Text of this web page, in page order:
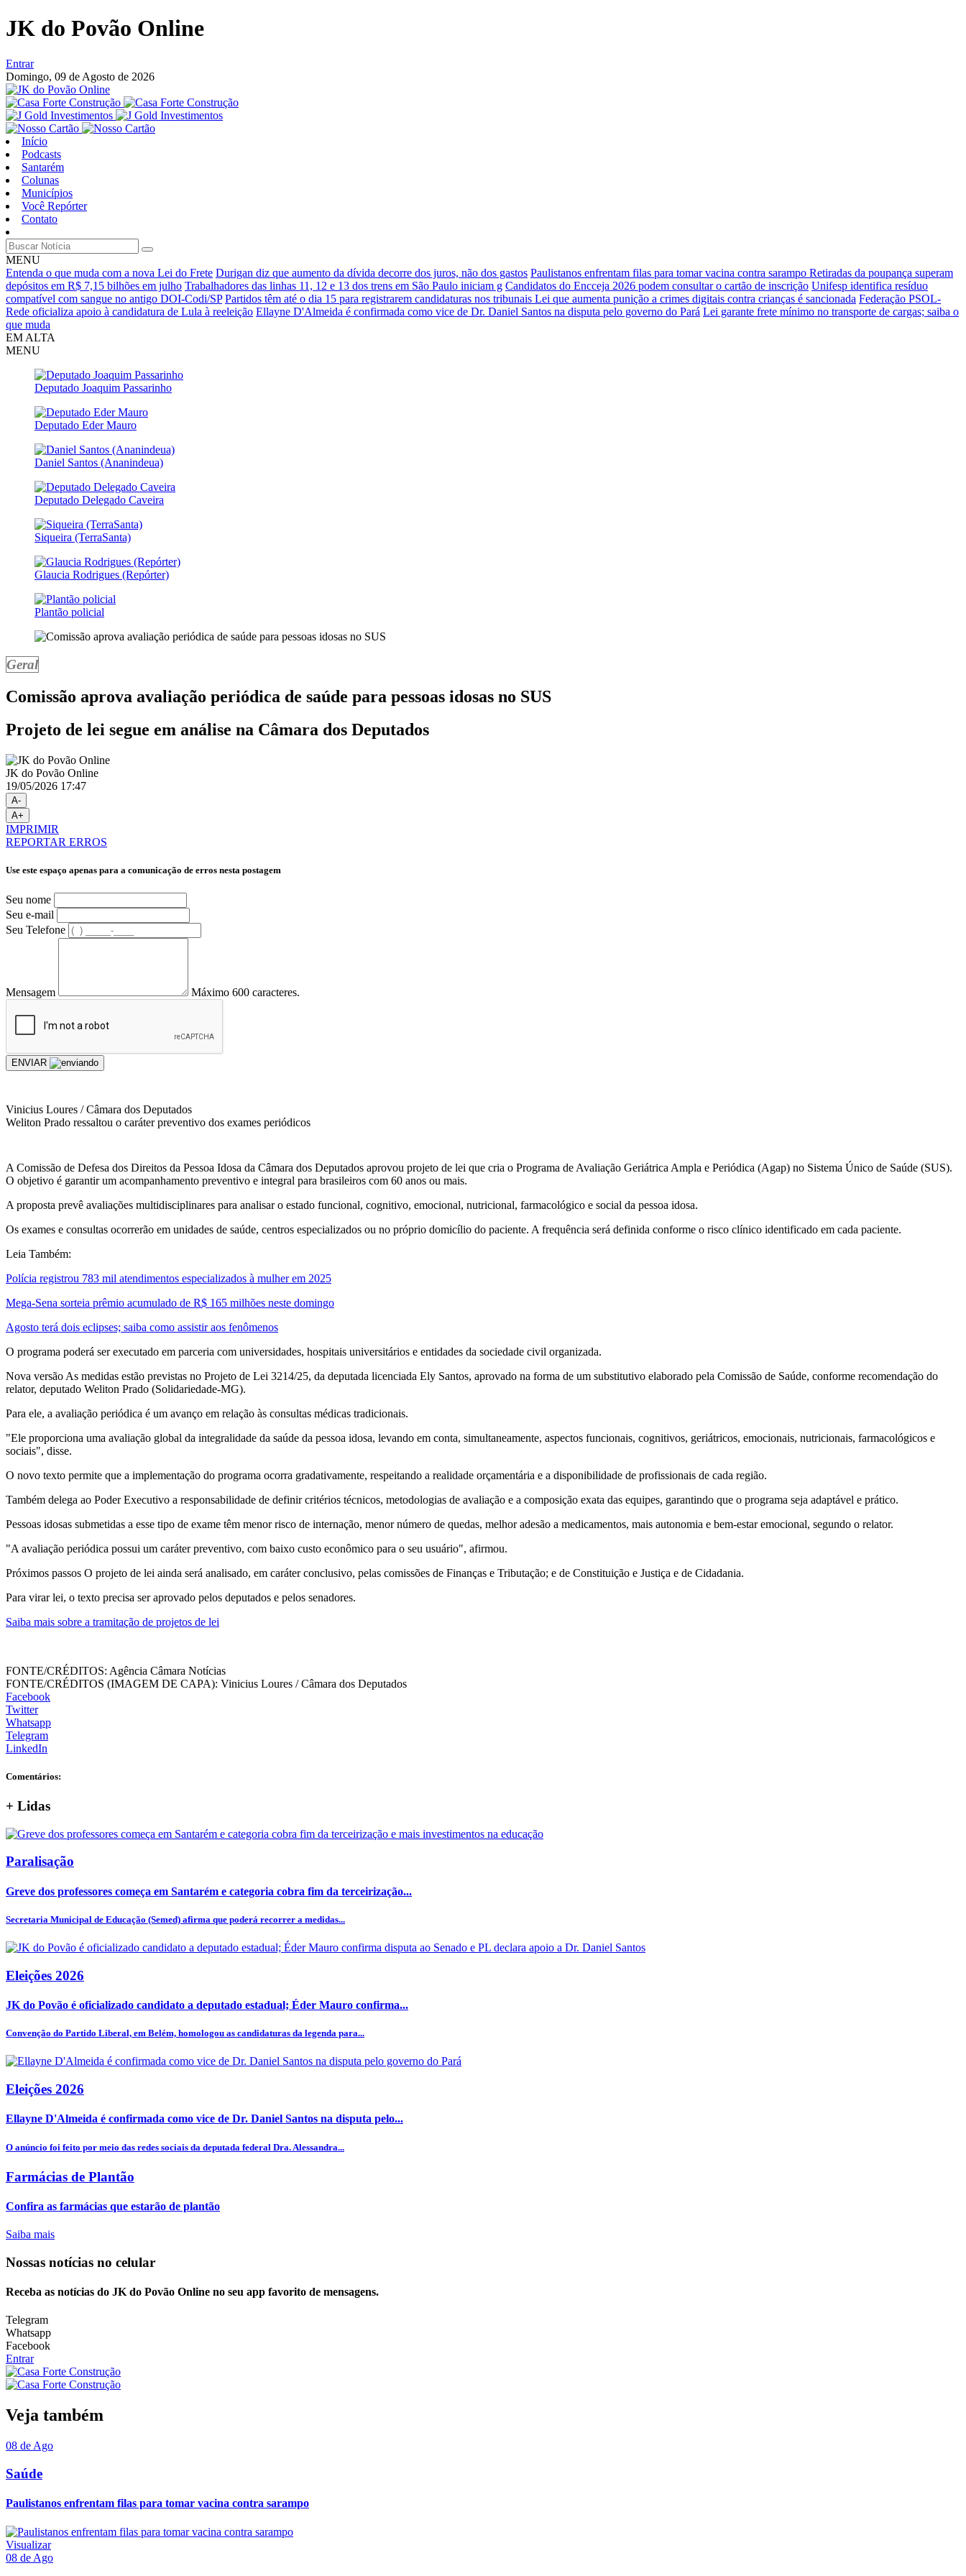
JK do Povão Online
Entrar
Domingo, 09 de Agosto de 2026
Início
Podcasts
Santarém
Colunas
Municípios
Você Repórter
Contato
MENU
Entenda o que muda com a nova Lei do Frete Durigan diz que aumento da dívida decorre dos juros, não dos gastos Paulistanos enfrentam filas para tomar vacina contra sarampo Retiradas da poupança superam
depósitos em R$ 7,15 bilhões em julho Trabalhadores das linhas 11, 12 e 13 dos trens em São Paulo iniciam g Candidatos do Encceja 2026 podem consultar o cartão de inscrição Unifesp identifica resíduo
compatível com sangue no antigo DOI-Codi/SP Partidos têm até o dia 15 para registrarem candidaturas nos tribunais Lei que aumenta punição a crimes digitais contra crianças é sancionada Federação PSOL-
Rede oficializa apoio à candidatura de Lula à reeleição Ellayne D'Almeida é confirmada como vice de Dr. Daniel Santos na disputa pelo governo do Pará Lei garante frete mínimo no transporte de cargas; saiba o
que muda
EM ALTA
MENU
Deputado Joaquim Passarinho
Deputado Eder Mauro
Daniel Santos (Ananindeua)
Deputado Delegado Caveira
Siqueira (TerraSanta)
Glaucia Rodrigues (Repórter)
Plantão policial
Geral
Comissão aprova avaliação periódica de saúde para pessoas idosas no SUS
Projeto de lei segue em análise na Câmara dos Deputados
JK do Povão Online
19/05/2026 17:47
A-
A+
IMPRIMIR
REPORTAR ERROS
Use este espaço apenas para a comunicação de erros nesta postagem
Seu nome
Seu e-mail
Seu Telefone
Mensagem Máximo 600 caracteres.
ENVIAR
Vinicius Loures / Câmara dos Deputados
Weliton Prado ressaltou o caráter preventivo dos exames periódicos
A Comissão de Defesa dos Direitos da Pessoa Idosa da Câmara dos Deputados aprovou projeto de lei que cria o Programa de Avaliação Geriátrica Ampla e Periódica (Agap) no Sistema Único de Saúde (SUS).
O objetivo é garantir um acompanhamento preventivo e integral para brasileiros com 60 anos ou mais.
A proposta prevê avaliações multidisciplinares para analisar o estado funcional, cognitivo, emocional, nutricional, farmacológico e social da pessoa idosa.
Os exames e consultas ocorrerão em unidades de saúde, centros especializados ou no próprio domicílio do paciente. A frequência será definida conforme o risco clínico identificado em cada paciente.
Leia Também:
Polícia registrou 783 mil atendimentos especializados à mulher em 2025
Mega-Sena sorteia prêmio acumulado de R$ 165 milhões neste domingo
Agosto terá dois eclipses; saiba como assistir aos fenômenos
O programa poderá ser executado em parceria com universidades, hospitais universitários e entidades da sociedade civil organizada.
Nova versão As medidas estão previstas no Projeto de Lei 3214/25, da deputada licenciada Ely Santos, aprovado na forma de um substitutivo elaborado pela Comissão de Saúde, conforme recomendação do
relator, deputado Weliton Prado (Solidariedade-MG).
Para ele, a avaliação periódica é um avanço em relação às consultas médicas tradicionais.
"Ele proporciona uma avaliação global da integralidade da saúde da pessoa idosa, levando em conta, simultaneamente, aspectos funcionais, cognitivos, geriátricos, emocionais, nutricionais, farmacológicos e
sociais", disse.
O novo texto permite que a implementação do programa ocorra gradativamente, respeitando a realidade orçamentária e a disponibilidade de profissionais de cada região.
Também delega ao Poder Executivo a responsabilidade de definir critérios técnicos, metodologias de avaliação e a composição exata das equipes, garantindo que o programa seja adaptável e prático.
Pessoas idosas submetidas a esse tipo de exame têm menor risco de internação, menor número de quedas, melhor adesão a medicamentos, mais autonomia e bem-estar emocional, segundo o relator.
"A avaliação periódica possui um caráter preventivo, com baixo custo econômico para o seu usuário", afirmou.
Próximos passos O projeto de lei ainda será analisado, em caráter conclusivo, pelas comissões de Finanças e Tributação; e de Constituição e Justiça e de Cidadania.
Para virar lei, o texto precisa ser aprovado pelos deputados e pelos senadores.
Saiba mais sobre a tramitação de projetos de lei
FONTE/CRÉDITOS: Agência Câmara Notícias
FONTE/CRÉDITOS (IMAGEM DE CAPA): Vinicius Loures / Câmara dos Deputados
Facebook
Twitter
Whatsapp
Telegram
LinkedIn
Comentários:
+ Lidas
Paralisação
Greve dos professores começa em Santarém e categoria cobra fim da terceirização...
Secretaria Municipal de Educação (Semed) afirma que poderá recorrer a medidas...
Eleições 2026
JK do Povão é oficializado candidato a deputado estadual; Éder Mauro confirma...
Convenção do Partido Liberal, em Belém, homologou as candidaturas da legenda para...
Eleições 2026
Ellayne D'Almeida é confirmada como vice de Dr. Daniel Santos na disputa pelo...
O anúncio foi feito por meio das redes sociais da deputada federal Dra. Alessandra...
Farmácias de Plantão
Confira as farmácias que estarão de plantão
Saiba mais
Nossas notícias no celular
Receba as notícias do JK do Povão Online no seu app favorito de mensagens.
Telegram
Whatsapp
Facebook
Entrar
Veja também
08 de Ago
Saúde
Paulistanos enfrentam filas para tomar vacina contra sarampo
Visualizar
08 de Ago